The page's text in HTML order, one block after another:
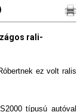
rali-
ez volt ralis
típusú autóval